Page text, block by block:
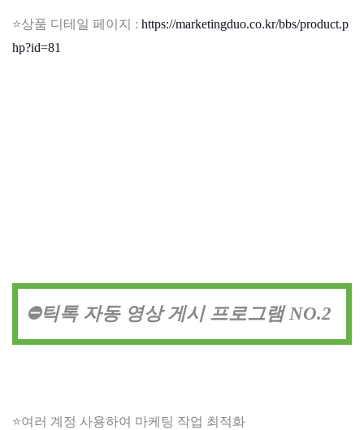
⭐상품 디테일 페이지 : https://marketingduo.co.kr/bbs/product.p
hp?id=81
⛔틱톡 자동 영상 게시 프로그램 NO.2
⭐여러 계정 사용하여 마케팅 작업 최적화